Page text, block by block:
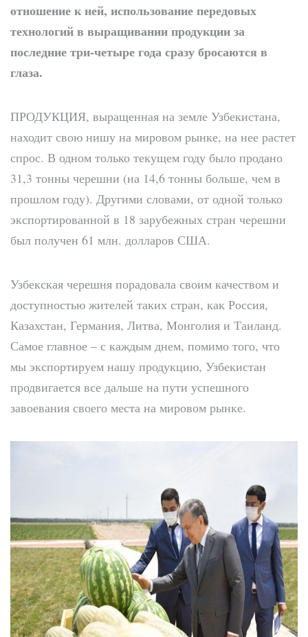
отношение к ней, использование передовых
технологий в выращивании продукции за
последние три-четыре года сразу бросаются в
глаза.
ПРОДУКЦИЯ, выращенная на земле Узбекистана,
находит свою нишу на мировом рынке, на нее растет
спрос. В одном только текущем году было продано
31,3 тонны черешни (на 14,6 тонны больше, чем в
прошлом году). Другими словами, от одной только
экспортированной в 18 зарубежных стран черешни
был получен 61 млн. долларов США.
Узбекская черешня порадовала своим качеством и
доступностью жителей таких стран, как Россия,
Казахстан, Германия, Литва, Монголия и Таиланд.
Самое главное – с каждым днем, помимо того, что
мы экспортируем нашу продукцию, Узбекистан
продвигается все дальше на пути успешного
завоевания своего места на мировом рынке.